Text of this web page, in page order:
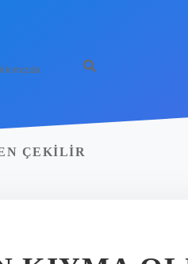
ÇEKILIR